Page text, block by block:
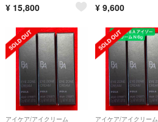
¥ 15,800 ¥ 9,600
アイケア/アイクリーム アイケア/アイクリーム